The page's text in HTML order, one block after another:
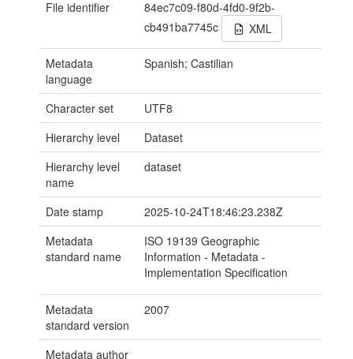
File identifier
84ec7c09-f80d-4fd0-9f2b-
cb491ba7745c
XML
Metadata
language
Spanish; Castilian
Character set
UTF8
Hierarchy level
Dataset
Hierarchy level
name
dataset
Date stamp
2025-10-24T18:46:23.238Z
Metadata
standard name
ISO 19139 Geographic
Information - Metadata -
Implementation Specification
Metadata
standard version
2007
Metadata author